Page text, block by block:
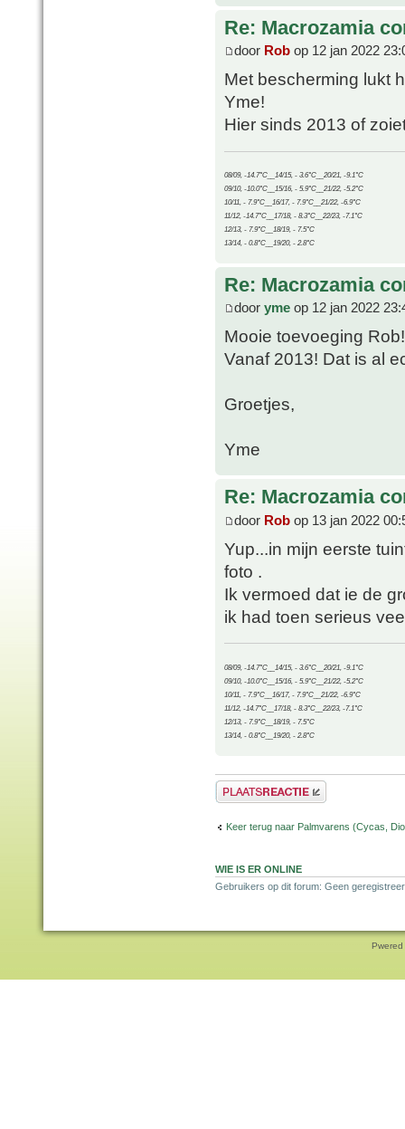
Re: Macrozamia
door Rob op 12 jan 2022
Met bescherming lukt
Yme!
Hier sinds 2013 of
08/09, -14.7°C__14/15, - 3.6°C__20/21, -9.1°C
09/10, -10.0°C__15/16, - 5.9°C__21/22, -5.2°C
10/11, - 7.9°C__16/17, - 7.9°C__21/22, -6.9°C
11/12, -14.7°C__17/18, - 8.3°C__22/23, -7.1°C
12/13, - 7.9°C__18/19, - 7.5°C
13/14, - 0.8°C__19/20, - 2.8°C
Re: Macrozamia
door yme op 12 jan 2022
Mooie toevoeging Rob!
Vanaf 2013! Dat is al
Groetjes,
Yme
Re: Macrozamia
door Rob op 13 jan 2022
Yup...in mijn eerste
foto .
Ik vermoed dat ie de
ik had toen serieus
08/09, -14.7°C__14/15, - 3.6°C__20/21, -9.1°C
09/10, -10.0°C__15/16, - 5.9°C__21/22, -5.2°C
10/11, - 7.9°C__16/17, - 7.9°C__21/22, -6.9°C
11/12, -14.7°C__17/18, - 8.3°C__22/23, -7.1°C
12/13, - 7.9°C__18/19, - 7.5°C
13/14, - 0.8°C__19/20, - 2.8°C
Plaats een reactie
Keer terug naar Palmvarens (Cycas,
WIE IS ER ONLINE
Gebruikers op dit forum: Geen